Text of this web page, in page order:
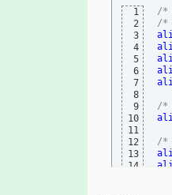
1
2
3
4
5
6
7
8
9
10
11
12
13
14
/*
/*
/*
/*